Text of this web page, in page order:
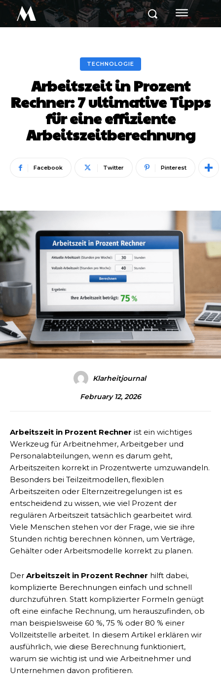
M
TECHNOLOGIE
Arbeitszeit in Prozent
Rechner: 7 ultimative Tipps
für eine effiziente
Arbeitszeitberechnung
Facebook Twitter Pinterest
Klarheitjournal
February 12, 2026
Arbeitszeit in Prozent Rechner ist ein wichtiges
Werkzeug für Arbeitnehmer, Arbeitgeber und
Personalabteilungen, wenn es darum geht,
Arbeitszeiten korrekt in Prozentwerte umzuwandeln.
Besonders bei Teilzeitmodellen, flexiblen
Arbeitszeiten oder Elternzeitregelungen ist es
entscheidend zu wissen, wie viel Prozent der
regulären Arbeitszeit tatsächlich gearbeitet wird.
Viele Menschen stehen vor der Frage, wie sie ihre
Stunden richtig berechnen können, um Verträge,
Gehälter oder Arbeitsmodelle korrekt zu planen.
Der Arbeitszeit in Prozent Rechner hilft dabei,
komplizierte Berechnungen einfach und schnell
durchzuführen. Statt komplizierter Formeln genügt
oft eine einfache Rechnung, um herauszufinden, ob
man beispielsweise 60 %, 75 % oder 80 % einer
Vollzeitstelle arbeitet. In diesem Artikel erklären wir
ausführlich, wie diese Berechnung funktioniert,
warum sie wichtig ist und wie Arbeitnehmer und
Unternehmen davon profitieren.